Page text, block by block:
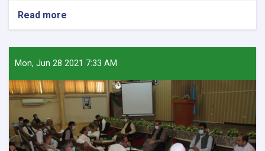
Read more
signs
MoU
Al
Taqwa
Institute
of
Higher
Education.
Mon, Jun 28 2021 7:33 AM